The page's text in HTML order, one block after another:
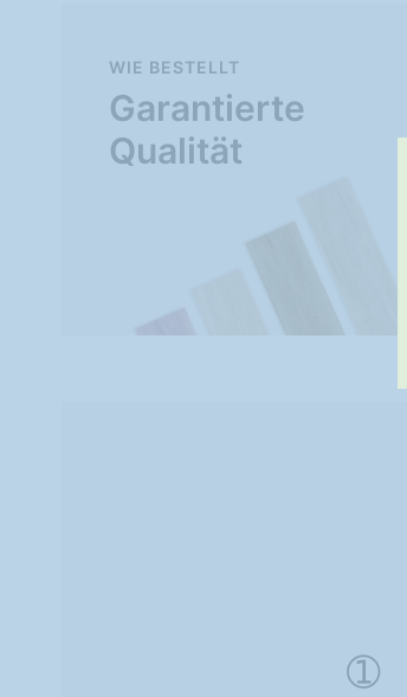
Garantierte
Qualität
WIE BESTELLT